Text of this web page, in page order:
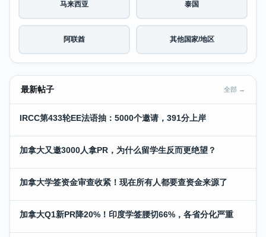
马来西亚 泰国
阿联酋 其他国家/地区
最新帖子 全部 →
IRCC第433轮EE法语抽：5000个邀请，391分上岸
加拿大又邀3000人拿PR，为什么留学生反而更绝望？
加拿大学签资金审查收紧！现在所有人都要查资金来源了
加拿大Q1新PR降20%！印度学签腰切66%，各省分化严重